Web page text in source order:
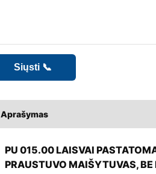
Aprašymas
PU 015.00 LAISVAI
PRAUSTUVO MAIŠYTUVAS, BE